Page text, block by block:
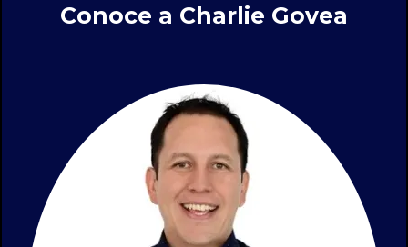
Conoce a Charlie Govea